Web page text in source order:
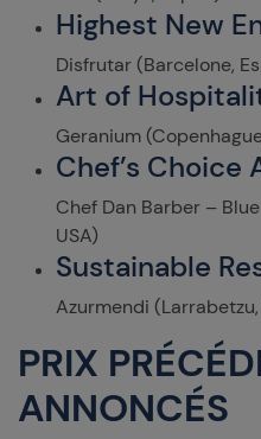
Highest New
Disfrutar (Barcelone,
Art of
Geranium
Chef’s Choice
Chef Dan Barber –
USA)
Sustainable
Azurmendi
PRIX
ANNONCÉS